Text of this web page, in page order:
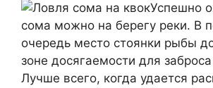
Успешно
сома можно на берегу реки. В
очередь место стоянки рыбы
зоне досягаемости для
Лучше всего, когда удается